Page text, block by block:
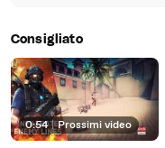
Consigliato
0:54 | Prossimi video